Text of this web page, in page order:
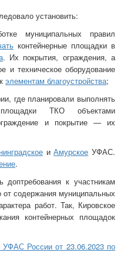
установить:
муниципальных правил
контейнерные площадки в
. Их покрытия, ограждения, а
и техническое оборудование
элементам благоустройства;
где планировали выполнять
ТКО объектами
и покрытие — их
иАмурское УФАС.
.
доптребования к участникам
от содержания муниципальных
работ. Так, Кировское
контейнерных площадок
УФАС России от 23.06.2023 по